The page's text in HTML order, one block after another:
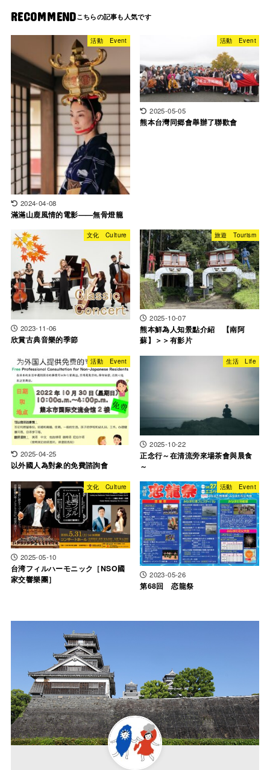
RECOMMEND
活動 Event
2024-04-08
滿滿山鹿風情的電影——無骨燈籠
活動 Event
2025-05-05
熊本台灣同郷會舉辦了聯歡會
文化 Culture
2023-11-06
欣賞古典音樂的季節
旅遊 Tourism
2025-10-07
熊本鮮為人知景點介紹 【南阿
蘇】＞＞有影片
活動 Event
2025-04-25
以外國人為對象的免費諮詢會
生活 Life
2025-10-22
正念行～在清流旁來場茶會與晨食
～
文化 Culture
2025-05-10
台湾フィルハーモニック［NSO國
家交響樂團］
活動 Event
2023-05-26
第68回 恋龍祭